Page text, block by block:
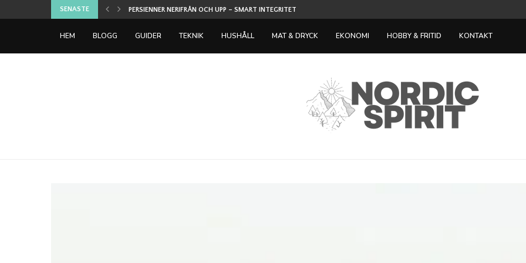
SENASTE
HEM BLOGG GUIDER TEKNIK HUSHÅLL MAT & DRYCK EKONOMI HOBBY & FRITID KONTAKT